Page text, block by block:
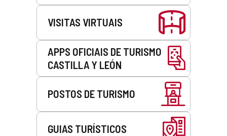
VISITAS VIRTUAIS
APPS OFICIAIS DE TURISMO
CASTILLA Y LEÓN
POSTOS DE TURISMO
GUIAS TURÍSTICOS